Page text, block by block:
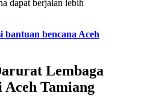
dapat berjalan lebih
bencana Aceh
Lembaga
Aceh Tamiang